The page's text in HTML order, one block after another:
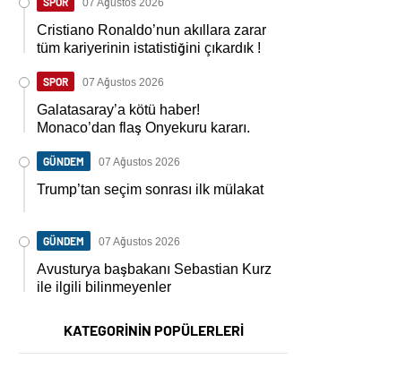
07 Ağustos 2026
Cristiano Ronaldo’nun akıllara zarar
tüm kariyerinin istatistiğini çıkardık !
SPOR 07 Ağustos 2026
Galatasaray’a kötü haber!
Monaco’dan flaş Onyekuru kararı.
GÜNDEM 07 Ağustos 2026
Trump’tan seçim sonrası ilk mülakat
GÜNDEM 07 Ağustos 2026
Avusturya başbakanı Sebastian Kurz
ile ilgili bilinmeyenler
KATEGORİNİN POPÜLERLERİ